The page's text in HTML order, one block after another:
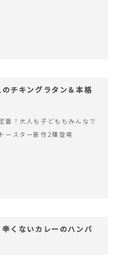
のチキングラタン＆本格
番！大人も子どももみんなで
ースター新作2種登場
辛くないカレーのハンバ